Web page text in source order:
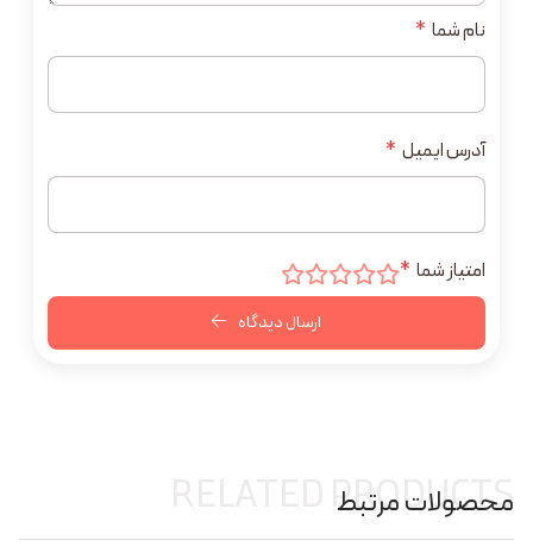
نام شما *
آدرس ایمیل *
امتیاز شما *
ارسال دیدگاه
محصولات مرتبط
RELATED PRODUCTS